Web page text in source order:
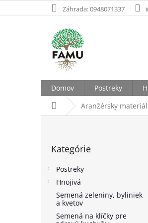
na
Záhrada: 0948071337
Domov Postreky
DomovAranžérsky materiál
kategórie
Kategórie
Postreky
Hnojivá
Semená zeleniny, byliniek
a kvetov
Semená na klíčky pre